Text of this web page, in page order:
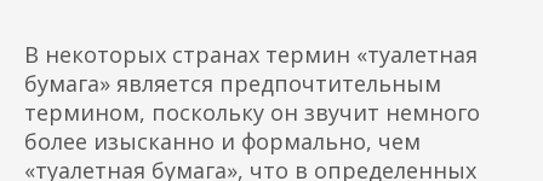
В некоторых странах термин «туалетная
бумага» является предпочтительным
термином, поскольку он звучит немного
более изысканно и формально, чем
«туалетная бумага», что в определенных